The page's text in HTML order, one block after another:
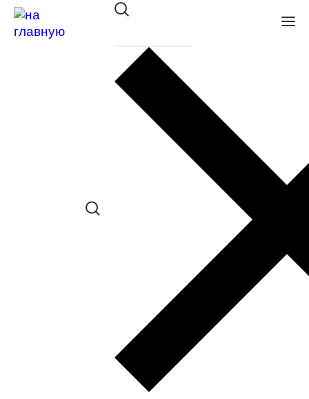
Оправа Tempo мет. 3227 С02
в наличии (До 5 шт.) *наличие товара в
конкретном салоне необходимо
Закажите понравившуюся модель
в ближайший салон “Оптик-Экспресс”.
*Доступно для Республики
Сравнить товар